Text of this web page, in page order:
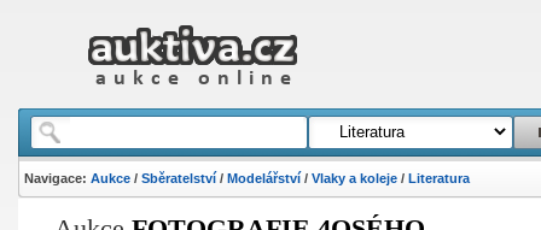
Navigace: Aukce/ Sběratelství/ Modelářství/ Vlaky a koleje/ Literatura